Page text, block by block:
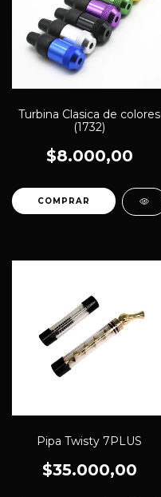
Turbina Clasica de colores
(1732)
$8.000,00
Pipa Twisty 7PLUS
$35.000,00